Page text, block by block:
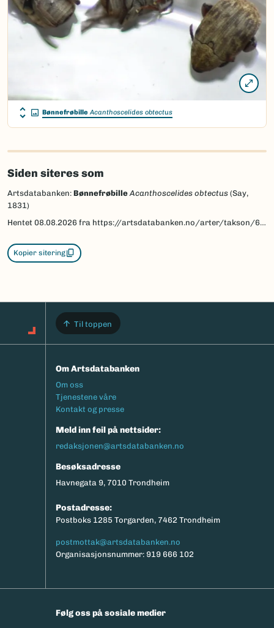
Bønnefrøbille Acanthoscelides obtectus
Siden siteres som
Artsdatabanken: Bønnefrøbille Acanthoscelides obtectus (Say,
1831)
Hentet 08.08.2026 fra https://artsdatabanken.no/arter/takson/6791
Kopier sitering
Til toppen
Om Artsdatabanken
Footermeny
Om oss
Tjenestene våre
Kontakt og presse
Meld inn feil på nettsider:
redaksjonen@artsdatabanken.no
Besøksadresse
Havnegata 9, 7010 Trondheim
Postadresse:
Postboks 1285 Torgarden, 7462 Trondheim
postmottak@artsdatabanken.no
Organisasjonsnummer: 919 666 102
Følg oss på sosiale medier